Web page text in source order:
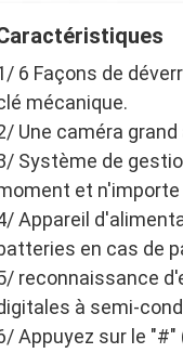
6 Façons de
mécanique.
Une caméra
Système de
et n'importe
Appareil
en cas de
reconnaissance
à semi-
Appuyez sur le